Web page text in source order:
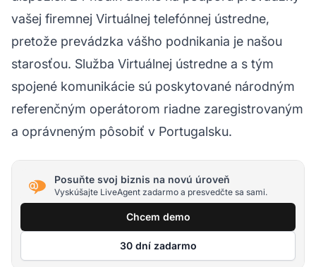
vašej firemnej Virtuálnej telefónnej ústredne,
pretože prevádzka vášho podnikania je našou
starosťou. Služba Virtuálnej ústredne a s tým
spojené komunikácie sú poskytované národným
referenčným operátorom riadne zaregistrovaným
a oprávneným pôsobiť v Portugalsku.
Posuňte svoj biznis na novú úroveň
Vyskúšajte LiveAgent zadarmo a presvedčte sa sami.
Chcem demo
30 dní zadarmo